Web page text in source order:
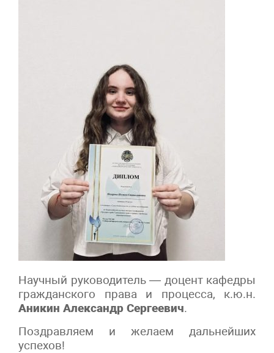
Научный руководитель — доцент кафедры
гражданского права и процесса, к.ю.н.
Аникин Александр Сергеевич.
Поздравляем и желаем дальнейших
успехов!